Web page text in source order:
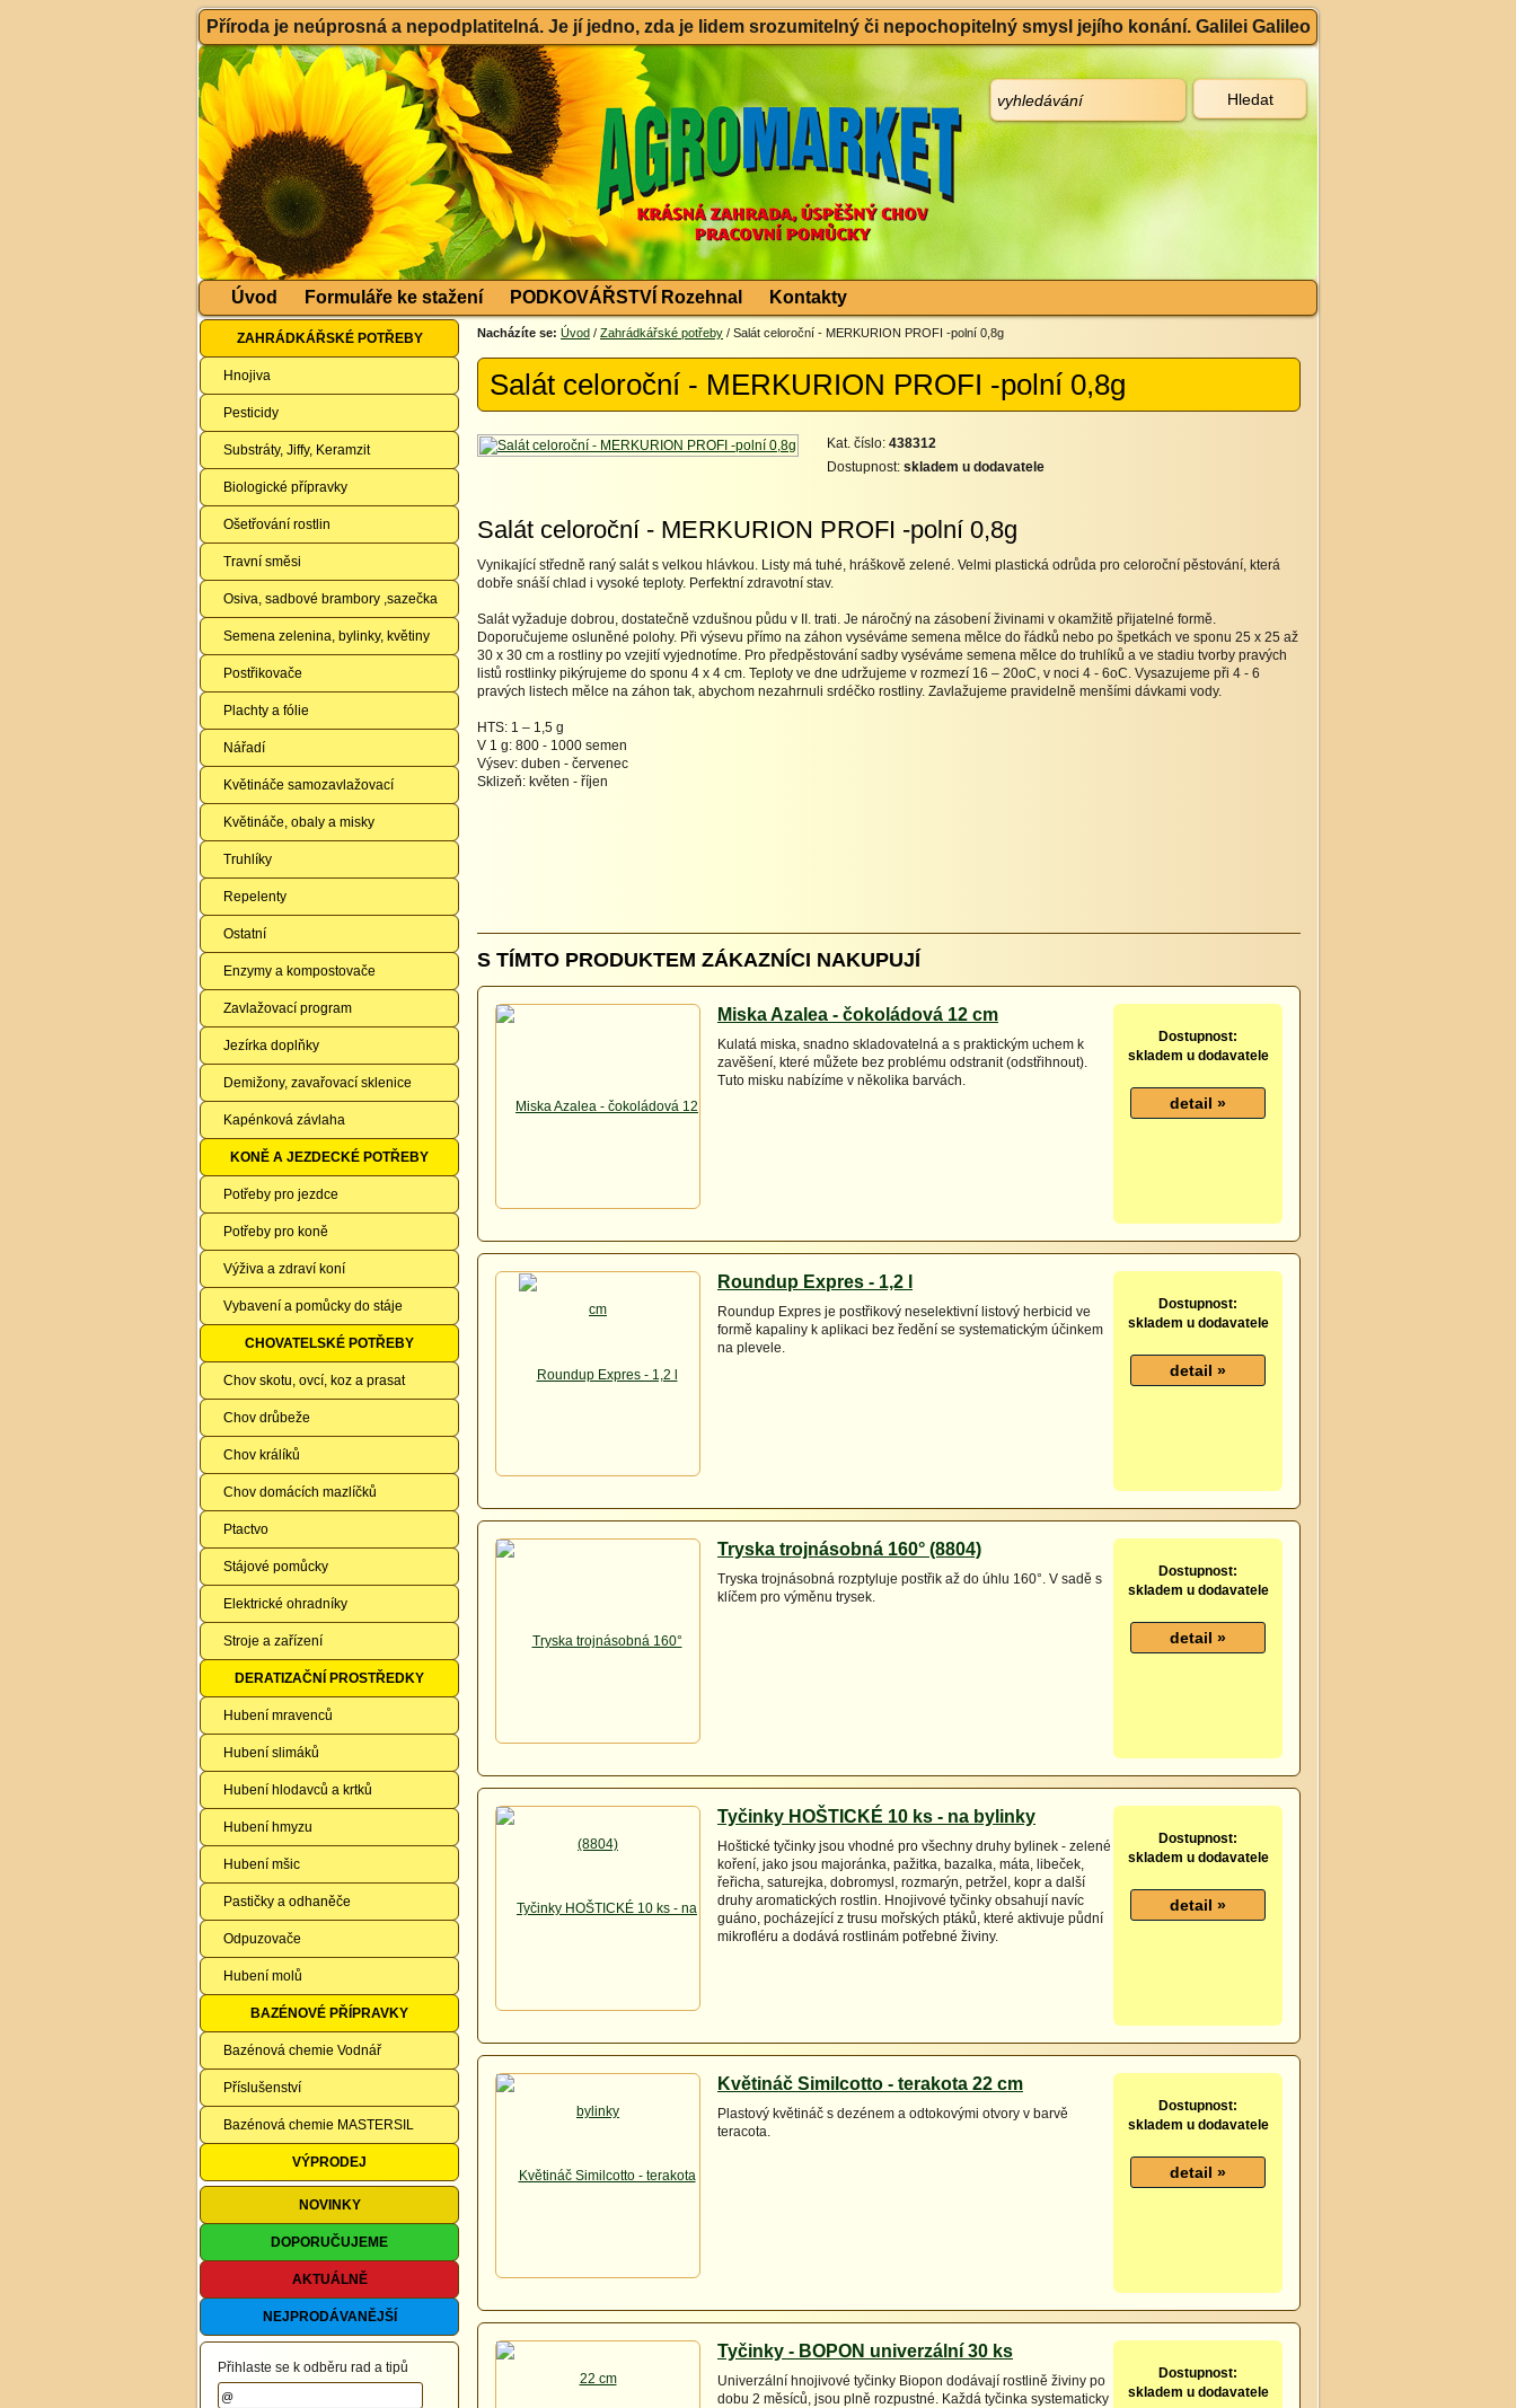
Příroda je neúprosná a nepodplatitelná. Je jí jedno, zda je lidem srozumitelný či nepochopitelný smysl jejího konání. Galilei Galileo
Úvod Formuláře ke stažení PODKOVÁŘSTVÍ Rozehnal Kontakty
ZAHRÁDKÁŘSKÉ POTŘEBY
Hnojiva
Pesticidy
Substráty, Jiffy, Keramzit
Biologické přípravky
Ošetřování rostlin
Travní směsi
Osiva, sadbové brambory ,sazečka
Semena zelenina, bylinky, květiny
Postřikovače
Plachty a fólie
Nářadí
Květináče samozavlažovací
Květináče, obaly a misky
Truhlíky
Repelenty
Ostatní
Enzymy a kompostovače
Zavlažovací program
Jezírka doplňky
Demižony, zavařovací sklenice
Kapénková závlaha
KONĚ A JEZDECKÉ POTŘEBY
Potřeby pro jezdce
Potřeby pro koně
Výživa a zdraví koní
Vybavení a pomůcky do stáje
CHOVATELSKÉ POTŘEBY
Chov skotu, ovcí, koz a prasat
Chov drůbeže
Chov králíků
Chov domácích mazlíčků
Ptactvo
Stájové pomůcky
Elektrické ohradníky
Stroje a zařízení
DERATIZAČNÍ PROSTŘEDKY
Hubení mravenců
Hubení slimáků
Hubení hlodavců a krtků
Hubení hmyzu
Hubení mšic
Pastičky a odhaněče
Odpuzovače
Hubení molů
BAZÉNOVÉ PŘÍPRAVKY
Bazénová chemie Vodnář
Příslušenství
Bazénová chemie MASTERSIL
VÝPRODEJ
NOVINKY
DOPORUČUJEME
AKTUÁLNĚ
NEJPRODÁVANĚJŠÍ
Přihlaste se k odběru rad a tipů
Nacházíte se: Úvod / Zahrádkářské potřeby / Salát celoroční - MERKURION PROFI -polní 0,8g
Salát celoroční - MERKURION PROFI -polní 0,8g
Kat. číslo: 438312
Dostupnost: skladem u dodavatele
Salát celoroční - MERKURION PROFI -polní 0,8g
Vynikající středně raný salát s velkou hlávkou. Listy má tuhé, hráškově zelené. Velmi plastická odrůda pro celoroční pěstování, která
dobře snáší chlad i vysoké teploty. Perfektní zdravotní stav.
Salát vyžaduje dobrou, dostatečně vzdušnou půdu v II. trati. Je náročný na zásobení živinami v okamžitě přijatelné formě.
Doporučujeme osluněné polohy. Při výsevu přímo na záhon vyséváme semena mělce do řádků nebo po špetkách ve sponu 25 x 25 až
30 x 30 cm a rostliny po vzejití vyjednotíme. Pro předpěstování sadby vyséváme semena mělce do truhlíků a ve stadiu tvorby pravých
listů rostlinky pikýrujeme do sponu 4 x 4 cm. Teploty ve dne udržujeme v rozmezí 16 – 20oC, v noci 4 - 6oC. Vysazujeme při 4 - 6
pravých listech mělce na záhon tak, abychom nezahrnuli srdéčko rostliny. Zavlažujeme pravidelně menšími dávkami vody.
HTS: 1 – 1,5 g
V 1 g: 800 - 1000 semen
Výsev: duben - červenec
Sklizeň: květen - říjen
S TÍMTO PRODUKTEM ZÁKAZNÍCI NAKUPUJÍ
Miska Azalea - čokoládová 12 cm
Kulatá miska, snadno skladovatelná a s praktickým uchem k
zavěšení, které můžete bez problému odstranit (odstřihnout).
Tuto misku nabízíme v několika barvách.
Dostupnost:
skladem u dodavatele
Roundup Expres - 1,2 l
Roundup Expres je postřikový neselektivní listový herbicid ve
formě kapaliny k aplikaci bez ředění se systematickým účinkem
na plevele.
Dostupnost:
skladem u dodavatele
Tryska trojnásobná 160° (8804)
Tryska trojnásobná rozptyluje postřik až do úhlu 160°. V sadě s
klíčem pro výměnu trysek.
Dostupnost:
skladem u dodavatele
Tyčinky HOŠTICKÉ 10 ks - na bylinky
Hoštické tyčinky jsou vhodné pro všechny druhy bylinek - zelené
koření, jako jsou majoránka, pažitka, bazalka, máta, libeček,
řeřicha, saturejka, dobromysl, rozmarýn, petržel, kopr a další
druhy aromatických rostlin. Hnojivové tyčinky obsahují navíc
guáno, pocházející z trusu mořských ptáků, které aktivuje půdní
mikrofléru a dodává rostlinám potřebné živiny.
Dostupnost:
skladem u dodavatele
Květináč Similcotto - terakota 22 cm
Plastový květináč s dezénem a odtokovými otvory v barvě
teracota.
Dostupnost:
skladem u dodavatele
Tyčinky - BOPON univerzální 30 ks
Univerzální hnojivové tyčinky Biopon dodávají rostlině živiny po
dobu 2 měsíců, jsou plně rozpustné. Každá tyčinka systematicky
Dostupnost:
skladem u dodavatele